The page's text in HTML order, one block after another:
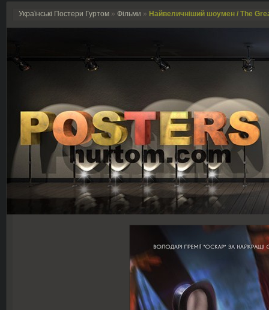
Українські Постери Гуртом » Фільми » Найвеличніший шоумен / The